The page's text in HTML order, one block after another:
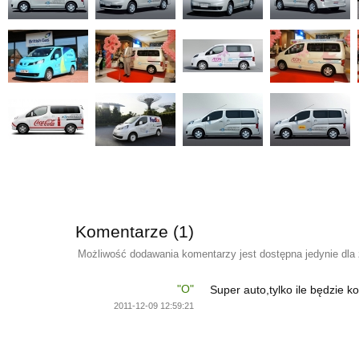
Komentarze (1)
Możliwość dodawania komentarzy jest dostępna jedynie
"O"
2011-12-09 12:59:21
Super auto,tylko ile będzie